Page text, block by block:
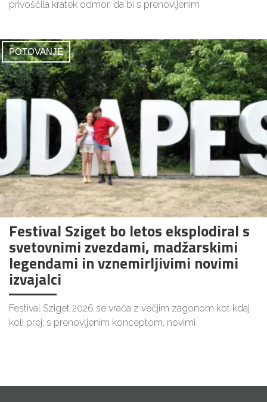
privoščila kratek odmor, da bi s prenovljenim
POTOVANJE
Festival Sziget bo letos eksplodiral s
svetovnimi zvezdami, madžarskimi
legendami in vznemirljivimi novimi
izvajalci
Festival Sziget 2026 se vrača z večjim zagonom kot kdaj
koli prej: s prenovljenim konceptom, novimi